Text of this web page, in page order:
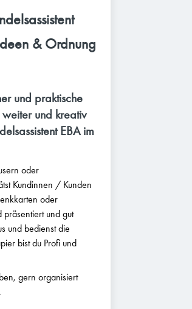
& Ordnung
und praktische
und kreativ
EBA im
oder
Kundinnen / Kunden
oder
präsentiert und gut
und bedienst die
bist du Profi und
gern organisiert